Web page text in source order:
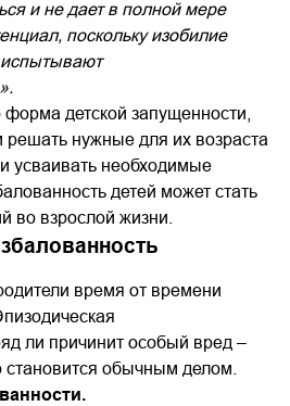
и не дает в полной мере
поскольку изобилие
испытывают
форма детской запущенности,
решать нужные для их возраста
усваивать необходимые
детей может стать
во взрослой жизни.
время от времени
ли причинит особый вред –
становится обычным делом.